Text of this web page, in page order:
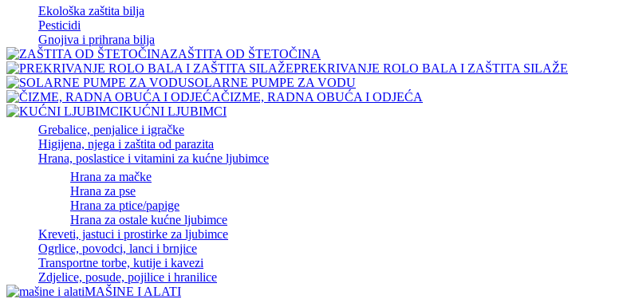
Ekološka zaštita bilja
Pesticidi
Gnojiva i prihrana bilja
ZAŠTITA OD ŠTETOČINA
PREKRIVANJE ROLO BALA I ZAŠTITA SILAŽE
SOLARNE PUMPE ZA VODU
ČIZME, RADNA OBUĆA I ODJEĆA
KUĆNI LJUBIMCI
Grebalice, penjalice i igračke
Higijena, njega i zaštita od parazita
Hrana, poslastice i vitamini za kućne ljubimce
Hrana za mačke
Hrana za pse
Hrana za ptice/papige
Hrana za ostale kućne ljubimce
Kreveti, jastuci i prostirke za ljubimce
Ogrlice, povodci, lanci i brnjice
Transportne torbe, kutije i kavezi
Zdjelice, posude, pojilice i hranilice
MAŠINE I ALATI